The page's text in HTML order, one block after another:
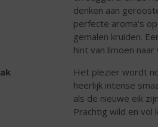
denken aan
perfecte aroma's
gemalen kruiden.
hint van limoen naar
Het plezier wordt
heerlijk intense
als de nieuwe eik
Prachtig wild en vol